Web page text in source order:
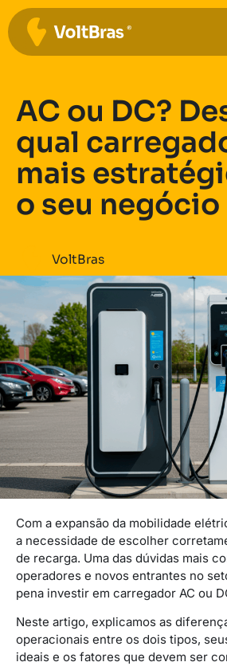
AC ou DC?
qual
mais
o seu negócio
VoltBras
Com a expansão da mobilidade
a necessidade de escolher
de recarga. Uma das dúvidas mais
operadores e novos entrantes no
pena investir em carregador AC ou
Neste artigo, explicamos as
operacionais entre os dois tipos,
ideais e os fatores que devem ser